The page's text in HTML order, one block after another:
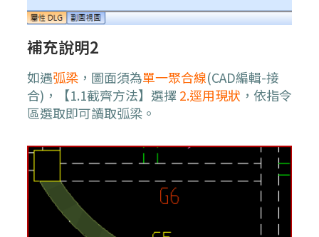
補充說明2
如遇弧梁 ，圖面須為單一聚合線(CAD編輯-接
合)，【1.1截齊方法】選擇2.逕用現狀 ，依指令
區選取即可讀取弧梁。